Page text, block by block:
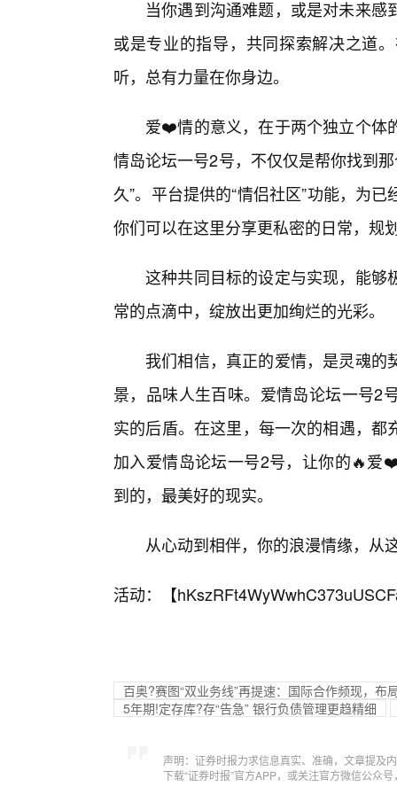
当你遇到沟通难题，或是对未来
或是专业的指导，共同探索解决之道
听，总有力量在你身边。
爱❤️情的意义，在于两个独立个体
情岛论坛一号2号，不仅仅是帮你找到
久”。平台提供的“情侣社区”功能，为
你们可以在这里分享更私密的日常，规
这种共同目标的设定与实现，能够
常的点滴中，绽放出更加绚烂的光彩。
我们相信，真正的爱情，是灵魂
景，品味人生百味。爱情岛论坛一号2
实的后盾。在这里，每一次的相遇，
加入爱情岛论坛一号2号，让你的🔥
到的，最美好的现实。
从心动到相伴，你的浪漫情缘，从
活动：【
百奥?赛图“双业务线”再提速：国际合作频现，布
5年期!定存库?存“告急” 银行负债管理更趋精细
声明：证券时报力求信息真实、准确，文章提及
下载“证券时报”官方APP，或关注官方微信公众